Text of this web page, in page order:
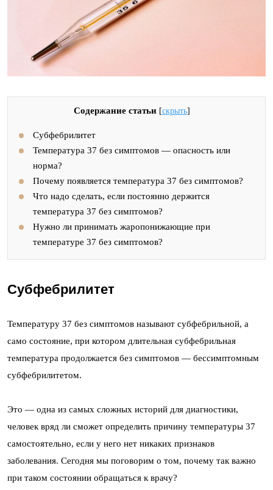
Содержание статьи [скрыть]
Субфебрилитет
Температура 37 без симптомов — опасность или
норма?
Почему появляется температура 37 без симптомов?
Что надо сделать, если постоянно держится
температура 37 без симптомов?
Нужно ли принимать жаропонижающие при
температуре 37 без симптомов?
Субфебрилитет
Температуру 37 без симптомов называют субфебрильной, а
само состояние, при котором длительная субфебрильная
температура продолжается без симптомов — бессимптомным
субфебрилитетом.
Это — одна из самых сложных историй для диагностики,
человек вряд ли сможет определить причину температуры 37
самостоятельно, если у него нет никаких признаков
заболевания. Сегодня мы поговорим о том, почему так важно
при таком состоянии обращаться к врачу?